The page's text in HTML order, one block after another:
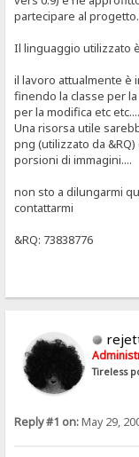
partecipare al progetto.
Il linguaggio utilizzato è
il lavoro attualmente è
finendo la classe per
per la modifica etc etc....
Una risorsa utile
png (utilizzato da
porsioni di immagini....
non sto a dilungarmi
contattarmi
&RQ: 73838776
Tireless
Reply #1 on:May 29,